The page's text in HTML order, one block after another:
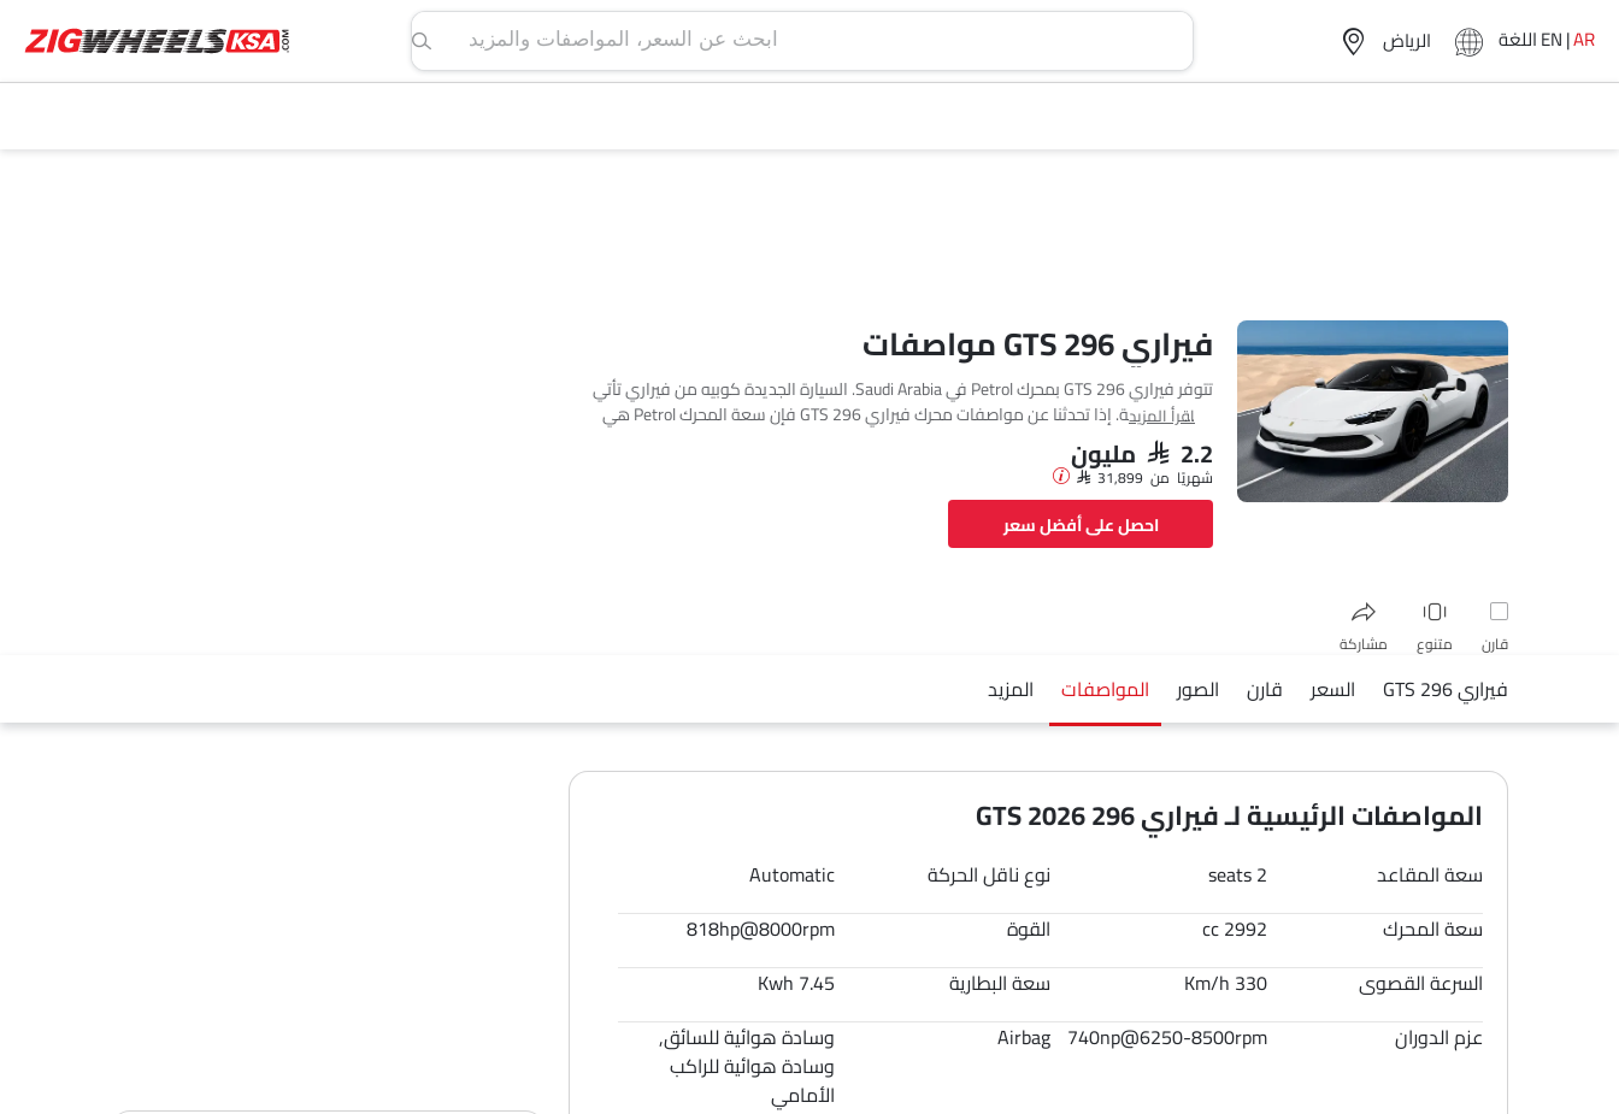
ابحث عن السعر، المواصفات والمزيد اللغةEN|AR
فيراري 296 GTS مواصفات
تتوفر فيراري 296 GTS بمحرك Petrol في Saudi Arabia. السيارة الجديدة كوبيه من فيراري تأتي
بإجمالي 1 فئة. إذا تحدثنا عن مواصفات محرك فيراري 296 GTS فإن سعة المحرك Petrol هي
طولها 4565 MM وعرضها 1958 MM وقاعدة عجلاتها 2600 MM.
اقرأ المزيد
SAR 2.2 مليون
شهريًا من SAR 31,899
احصل على أفضل سعر
قارن متنوع مشاركة
فيسبوك تويتر واتساب
فيراري 296 GTS السعر قارن الصور المواصفات المزيد
المواصفات الرئيسية لـ فيراري 296 GTS 2026
سعة المقاعد 2 seats نوع ناقل الحركة
Automatic
سعة المحرك
2992 cc القوة
818hp@8000rpm
السرعة القصوى
330 Km/h سعة البطارية
7.45 Kwh
عزم الدوران
740np@6250-8500rpm
Airbag
وسادة هوائية للسائق,
وسادة هوائية للراكب
الأمامي